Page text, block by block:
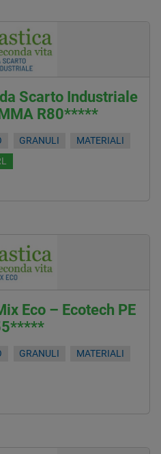
Scarto Industriale
R80*****
GRANULI
MATERIALI
Eco – Ecotech PE
GRANULI
MATERIALI